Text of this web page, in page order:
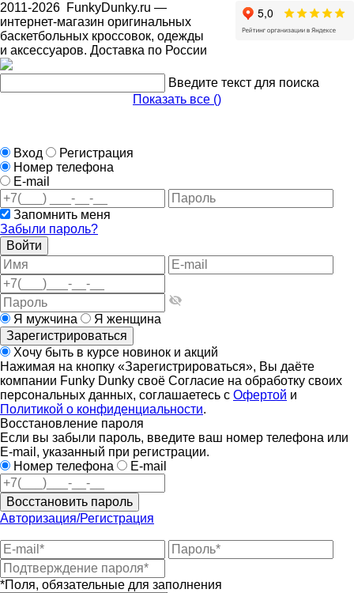
2011-2026 FunkyDunky.ru —
интернет-магазин оригинальных
баскетбольных кроссовок, одежды
и аксессуаров. Доставка по России
Введите текст для поиска
Показать все ()
Вход
Регистрация
Номер телефона
E-mail
Запомнить меня
Забыли пароль?
Войти
Я мужчина
Я женщина
Зарегистрироваться
Хочу быть в курсе новинок и акций
Нажимая на кнопку «Зарегистрироваться», Вы даёте
компании Funky Dunky своё Согласие на обработку своих
персональных данных, соглашаетесь с Офертой и
Политикой о конфиденциальности.
Восстановление пароля
Если вы забыли пароль, введите ваш номер телефона или
E-mail, указанный при регистрации.
Номер телефона
E-mail
Восстановить пароль
Авторизация/Регистрация
*Поля, обязательные для заполнения